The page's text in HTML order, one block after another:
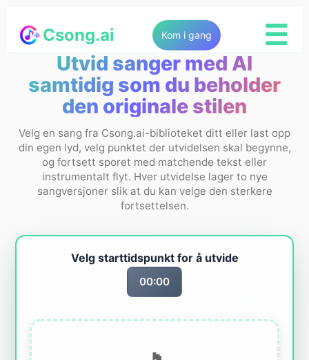
Csong.ai Kom i gang ☰
Utvid sanger med AI
samtidig som du beholder
den originale stilen
Velg en sang fra Csong.ai-biblioteket ditt eller last opp
din egen lyd, velg punktet der utvidelsen skal begynne,
og fortsett sporet med matchende tekst eller
instrumentalt flyt. Hver utvidelse lager to nye
sangversjoner slik at du kan velge den sterkere
fortsettelsen.
Velg starttidspunkt for å utvide
00:00